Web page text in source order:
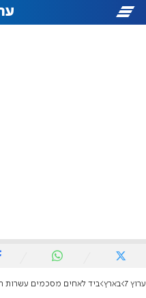
ערוץ 7 בארץ ביד לאחים מסכמים עשרות